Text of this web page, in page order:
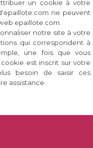
un cookie à votre
ne peuvent
epaillote.com.
notre site à votre
qui correspondent à
une fois que vous
est inscrit sur votre
besoin de saisir ces
assistance.